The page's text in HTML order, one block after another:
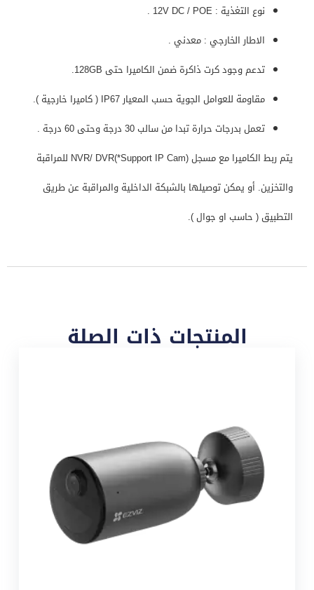
نوع التغذية : 12V DC / POE .
الاطار الخارجي : معدني .
تدعم وجود كرت ذاكرة ضمن الكاميرا حتى 128GB.
مقاومة للعوامل الجوية حسب المعيار IP67 ( كاميرا خارجية ).
تعمل بدرجات حرارة تبدا من سالب 30 درجة وحتى 60 درجة .
يتم ربط الكاميرا مع مسجل NVR/ DVR(*Support IP Cam) للمراقبة
والتخزين. أو يمكن توصيلها بالشبكة الداخلية والمراقبة عن طريق
التطبيق ( حاسب او جوال ).
المنتجات ذات الصلة